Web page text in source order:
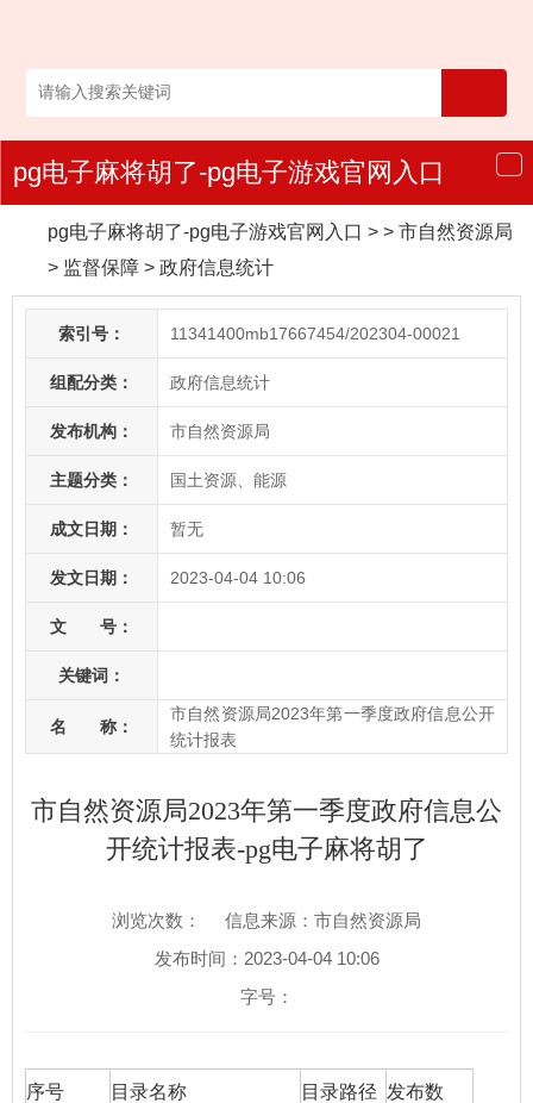
导
航
pg电子麻将胡了-pg电子游戏官网入口
pg电子麻将胡了-pg电子游戏官网入口 > > 市自然资源局
> 监督保障 > 政府信息统计
索引号： 11341400mb17667454/202304-00021
组配分类： 政府信息统计
发布机构： 市自然资源局
主题分类： 国土资源、能源
成文日期： 暂无
发文日期： 2023-04-04 10:06
文 号：
关键词：
名 称：
市自然资源局2023年第一季度政府信息公开
统计报表
市自然资源局2023年第一季度政府信息公
开统计报表-pg电子麻将胡了
浏览次数：
信息来源：市自然资源局
发布时间：2023-04-04 10:06
字号：
序号 目录名称 目录路径 发布数